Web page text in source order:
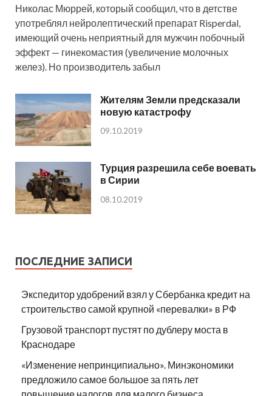
Николас Мюррей, который сообщил, что в детстве
употреблял нейролептический препарат Risperdal,
имеющий очень неприятный для мужчин побочный
эффект — гинекомастия (увеличение молочных
желез). Но производитель забыл
Жителям Земли предсказали
новую катастрофу
09.10.2019
Турция разрешила себе воевать
в Сирии
08.10.2019
ПОСЛЕДНИЕ ЗАПИСИ
Экспедитор удобрений взял у Сбербанка кредит на
строительство самой крупной «перевалки» в РФ
Грузовой транспорт пустят по дублеру моста в
Краснодаре
«Изменение непринципиально». Минэкономики
предложило самое большое за пять лет